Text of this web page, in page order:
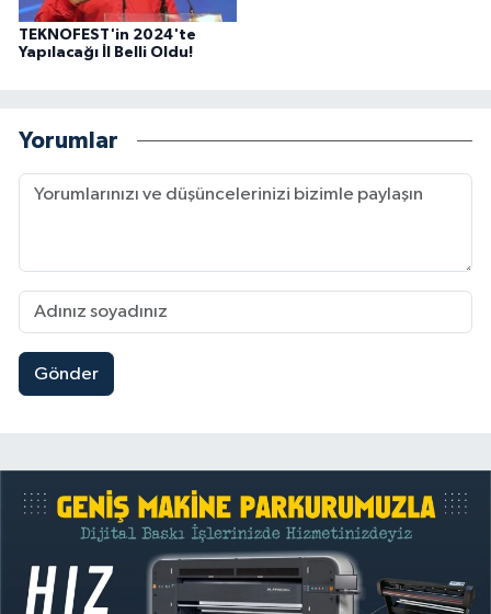
TEKNOFEST'in 2024'te
Yapılacağı İl Belli Oldu!
Yorumlar
Gönder